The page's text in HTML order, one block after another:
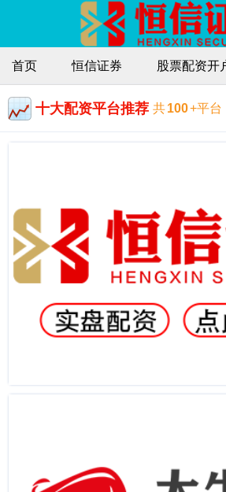
首页 恒信证券 股票配资开
十大配资平台推荐 共100+平台